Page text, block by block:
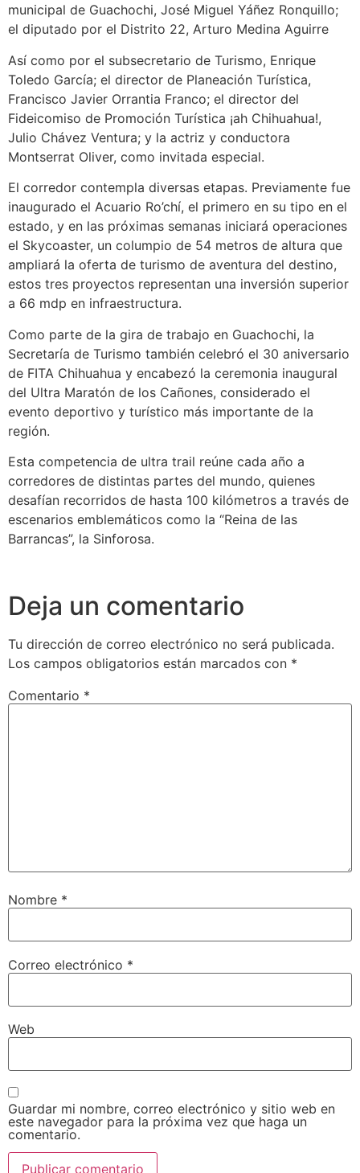
municipal de Guachochi, José Miguel Yáñez Ronquillo;
el diputado por el Distrito 22, Arturo Medina Aguirre
Así como por el subsecretario de Turismo, Enrique
Toledo García; el director de Planeación Turística,
Francisco Javier Orrantia Franco; el director del
Fideicomiso de Promoción Turística ¡ah Chihuahua!,
Julio Chávez Ventura; y la actriz y conductora
Montserrat Oliver, como invitada especial.
El corredor contempla diversas etapas. Previamente fue
inaugurado el Acuario Ro’chí, el primero en su tipo en el
estado, y en las próximas semanas iniciará operaciones
el Skycoaster, un columpio de 54 metros de altura que
ampliará la oferta de turismo de aventura del destino,
estos tres proyectos representan una inversión superior
a 66 mdp en infraestructura.
Como parte de la gira de trabajo en Guachochi, la
Secretaría de Turismo también celebró el 30 aniversario
de FITA Chihuahua y encabezó la ceremonia inaugural
del Ultra Maratón de los Cañones, considerado el
evento deportivo y turístico más importante de la
región.
Esta competencia de ultra trail reúne cada año a
corredores de distintas partes del mundo, quienes
desafían recorridos de hasta 100 kilómetros a través de
escenarios emblemáticos como la “Reina de las
Barrancas”, la Sinforosa.
Deja un comentario
Tu dirección de correo electrónico no será publicada.
Los campos obligatorios están marcados con *
Comentario *
Nombre *
Correo electrónico *
Web
Guardar mi nombre, correo electrónico y sitio web en
este navegador para la próxima vez que haga un
comentario.